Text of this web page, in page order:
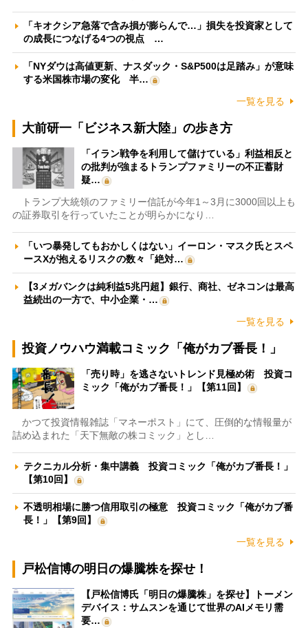
「キオクシア急落で含み損が膨らんで…」損失を投資家として
の成長につなげる4つの視点 …
「NYダウは高値更新、ナスダック・S&P500は足踏み」が意味
する米国株市場の変化 半…
一覧を見る
大前研一「ビジネス新大陸」の歩き方
「イラン戦争を利用して儲けている」利益相反と
の批判が強まるトランプファミリーの不正蓄財
疑…
トランプ大統領のファミリー信託が今年1～3月に3000回以上も
の証券取引を行っていたことが明らかになり…
「いつ暴発してもおかしくはない」イーロン・マスク氏とスペ
ースXが抱えるリスクの数々「絶対…
【3メガバンクは純利益5兆円超】銀行、商社、ゼネコンは最高
益続出の一方で、中小企業・…
一覧を見る
投資ノウハウ満載コミック「俺がカブ番長！」
「売り時」を逃さないトレンド見極め術 投資コ
ミック「俺がカブ番長！」【第11回】
かつて投資情報雑誌「マネーポスト」にて、圧倒的な情報量が
詰め込まれた「天下無敵の株コミック」とし…
テクニカル分析・集中講義 投資コミック「俺がカブ番長！」
【第10回】
不透明相場に勝つ信用取引の極意 投資コミック「俺がカブ番
長！」【第9回】
一覧を見る
戸松信博の明日の爆騰株を探せ！
【戸松信博氏「明日の爆騰株」を探せ】トーメン
デバイス：サムスンを通じて世界のAIメモリ需
要…